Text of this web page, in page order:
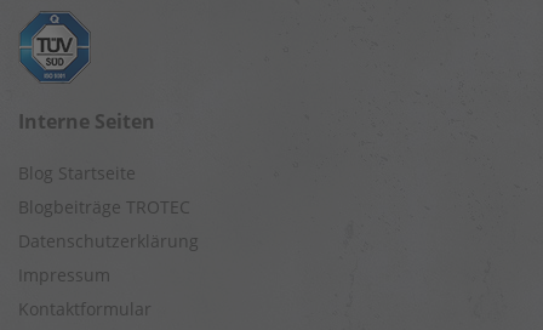
Interne Seiten
Blog Startseite
Blogbeiträge TROTEC
Datenschutzerklärung
Impressum
Kontaktformular